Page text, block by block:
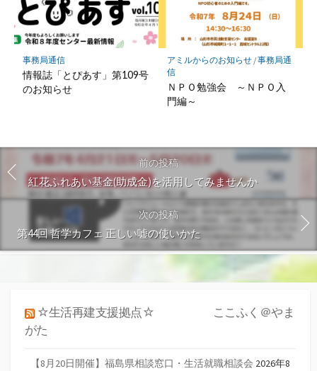
事務局通信
情報誌「とぴあす」第109号
のお知らせ
アミルからのお知らせ/事務局通
信
ＮＰＯ勉強会 ～ＮＰＯ入
門編～
前の投稿
紅花ふれあい基金(助成金)を活用してみませんか
次の投稿
第44回 哲学カフェ 正しい嘘の使いかた
☆生活再建支援拠点☆ ここふく＠やま
がた
【8月20日開催】福島県相談窓口・生活就職相談会 2026年8